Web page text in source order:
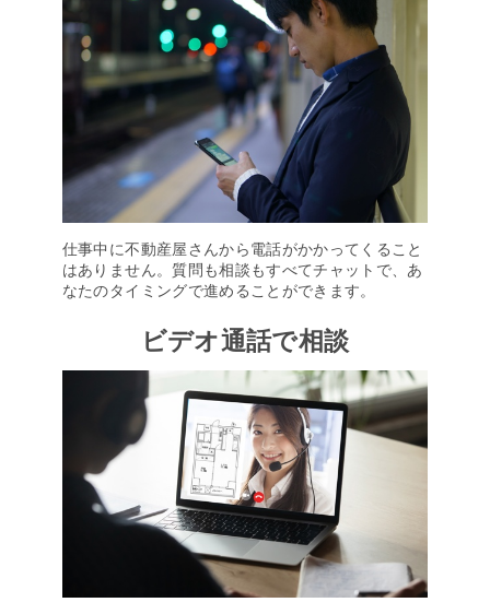
仕事中に不動産屋さんから電話がかかってくること
はありません。質問も相談もすべてチャットで、あ
なたのタイミングで進めることができます。
ビデオ通話で相談